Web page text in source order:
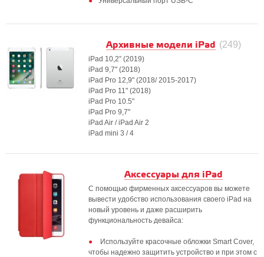
Архивные модели iPad (249)
iPad 10,2” (2019)
iPad 9,7" (2018)
iPad Pro 12,9" (2018/ 2015-2017)
iPad Pro 11" (2018)
iPad Pro 10.5"
iPad Pro 9,7"
iPad Air / iPad Air 2
iPad mini 3 / 4
Аксессуары для iPad
С помощью фирменных аксессуаров вы можете
вывести удобство использования своего iPad на
новый уровень и даже расширить
функциональность девайса:
Используйте красочные обложки Smart Cover,
чтобы надежно защитить устройство и при этом с